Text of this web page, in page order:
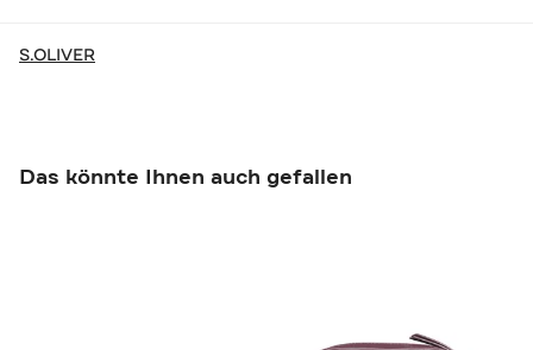
S.OLIVER
Das könnte Ihnen auch gefallen